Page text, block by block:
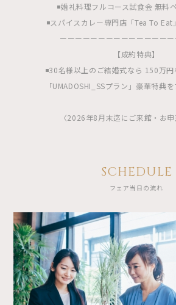
◾️婚礼料理フルコース試食会 無料
◾️スパイスカレー専門店「Tea To
ーーーーーーーーーーーーーー
【成約特典】
◾️30名様以上のご結婚式なら 150万
「UMADOSHI_SSプラン」豪華特典
〈2026年8月末迄にご来館・お申
SCHEDULE
フェア当日の流れ